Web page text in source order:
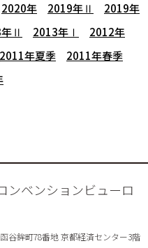
2020年 2019年Ⅱ
2019年
Ⅱ 2013年Ⅰ
2012年
2011年夏季
2011年春季
ンベンションビューロ
谷鉾町78番地 京都経済センター3階